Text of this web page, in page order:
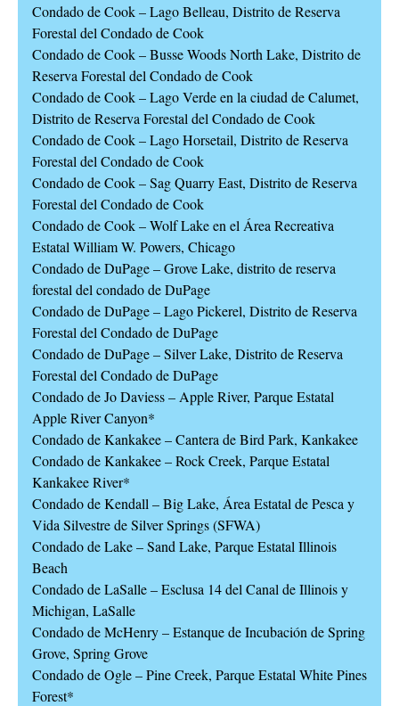
Condado de Cook – Lago Belleau, Distrito de Reserva
Forestal del Condado de Cook
Condado de Cook – Busse Woods North Lake, Distrito de
Reserva Forestal del Condado de Cook
Condado de Cook – Lago Verde en la ciudad de Calumet,
Distrito de Reserva Forestal del Condado de Cook
Condado de Cook – Lago Horsetail, Distrito de Reserva
Forestal del Condado de Cook
Condado de Cook – Sag Quarry East, Distrito de Reserva
Forestal del Condado de Cook
Condado de Cook – Wolf Lake en el Área Recreativa
Estatal William W. Powers, Chicago
Condado de DuPage – Grove Lake, distrito de reserva
forestal del condado de DuPage
Condado de DuPage – Lago Pickerel, Distrito de Reserva
Forestal del Condado de DuPage
Condado de DuPage – Silver Lake, Distrito de Reserva
Forestal del Condado de DuPage
Condado de Jo Daviess – Apple River, Parque Estatal
Apple River Canyon*
Condado de Kankakee – Cantera de Bird Park, Kankakee
Condado de Kankakee – Rock Creek, Parque Estatal
Kankakee River*
Condado de Kendall – Big Lake, Área Estatal de Pesca y
Vida Silvestre de Silver Springs (SFWA)
Condado de Lake – Sand Lake, Parque Estatal Illinois
Beach
Condado de LaSalle – Esclusa 14 del Canal de Illinois y
Michigan, LaSalle
Condado de McHenry – Estanque de Incubación de Spring
Grove, Spring Grove
Condado de Ogle – Pine Creek, Parque Estatal White Pines
Forest*